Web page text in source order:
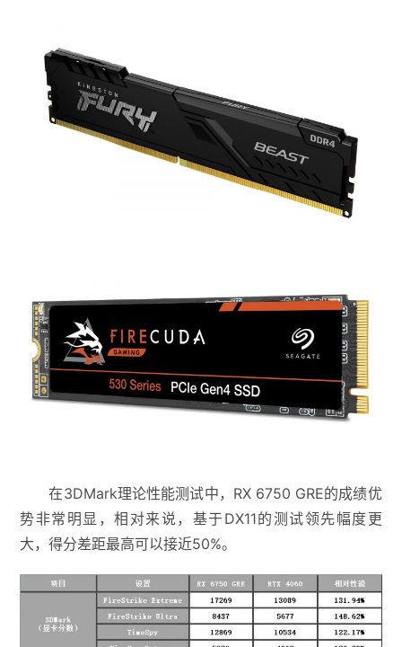
在3DMark理论性能测试中，RX 6750 GRE的成绩优
势非常明显，相对来说，基于DX11的测试领先幅度更
大，得分差距最高可以接近50%。